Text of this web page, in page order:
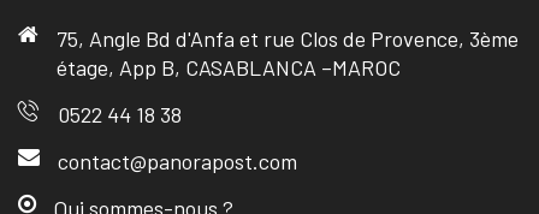
75, Angle Bd d'Anfa et rue Clos de Provence, 3ème
étage, App B, CASABLANCA –MAROC
0522 44 18 38
contact@panorapost.com
Qui sommes-nous ?